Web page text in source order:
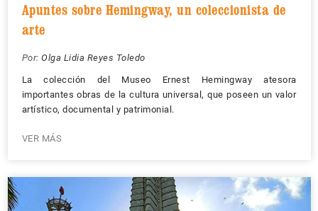
Apuntes sobre Hemingway, un coleccionista de
arte
Por: Olga Lidia Reyes Toledo
La colección del Museo Ernest Hemingway atesora
importantes obras de la cultura universal, que poseen un valor
artístico, documental y patrimonial.
VER MÁS